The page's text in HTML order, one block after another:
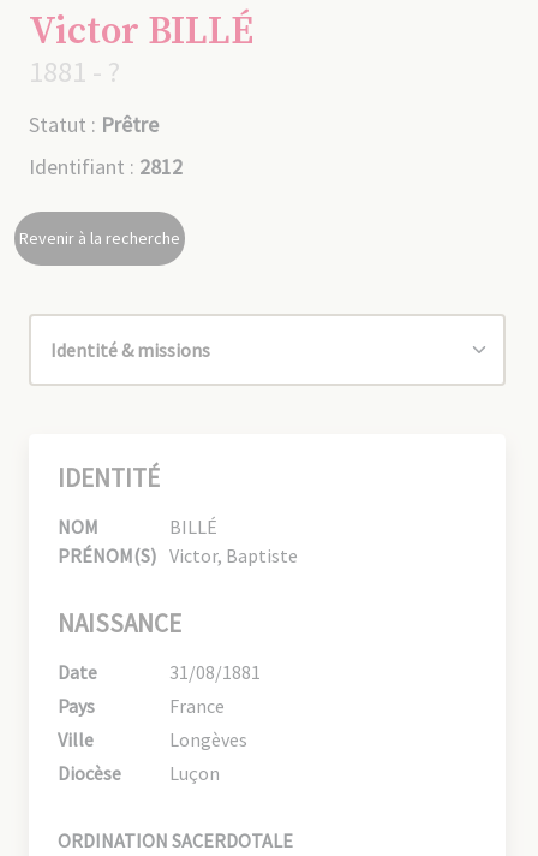
Victor BILLÉ
1881 - ?
Statut : Prêtre
Identifiant : 2812
Revenir à la recherche
IDENTITÉ
NOM
BILLÉ
PRÉNOM(S) Victor, Baptiste
NAISSANCE
Date
31/08/1881
Pays
France
Ville
Longèves
Diocèse
Luçon
ORDINATION SACERDOTALE